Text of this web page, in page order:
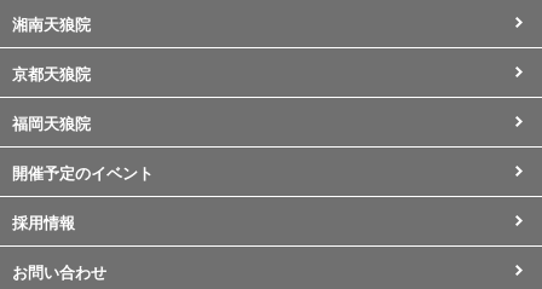
湘南天狼院
京都天狼院
福岡天狼院
開催予定のイベント
採用情報
お問い合わせ